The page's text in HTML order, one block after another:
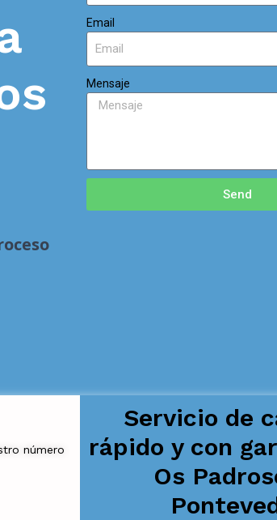
Email
Mensaje
Send
número
Servicio de
rápido y con
Os